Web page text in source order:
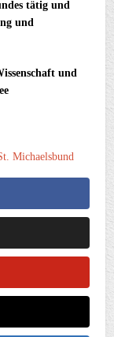
tätig und
und
und
Michaelsbund